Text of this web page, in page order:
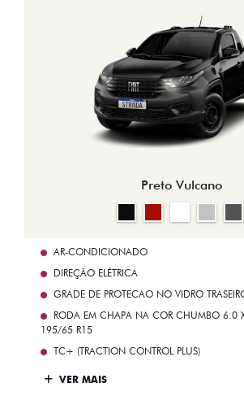
Preto Vulcano
AR-CONDICIONADO
DIREÇÃO ELÉTRICA
GRADE DE PROTECAO NO VIDRO
RODA EM CHAPA NA COR CHUMBO 6.0
195/65 R15
TC+ (TRACTION CONTROL PLUS)
VER MAIS